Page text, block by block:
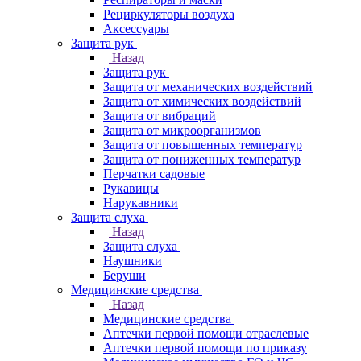
Рециркуляторы воздуха
Аксессуары
Защита рук
Назад
Защита рук
Защита от механических воздействий
Защита от химических воздействий
Защита от вибраций
Защита от микроорганизмов
Защита от повышенных температур
Защита от пониженных температур
Перчатки садовые
Рукавицы
Нарукавники
Защита слуха
Назад
Защита слуха
Наушники
Беруши
Медицинские средства
Назад
Медицинские средства
Аптечки первой помощи отраслевые
Аптечки первой помощи по приказу